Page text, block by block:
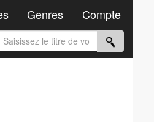
Genres Compte